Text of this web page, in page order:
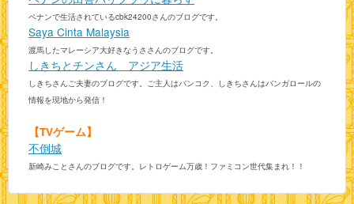
ペナンで生活されているcbk24200さんのブログです。
Saya Cinta Malaysia
渡馬したマレーシア大好きなうささんのブログです。
しきちとチンさん アジア生活
しきちさんご夫妻のブログです。ご主人はバンコク、しきちさんはバンガロールの
情報を現地から発信！
【TVゲーム】
不倒城
新崎みことさんのブログです。レトロゲーム万歳！ファミコン世代集まれ！！